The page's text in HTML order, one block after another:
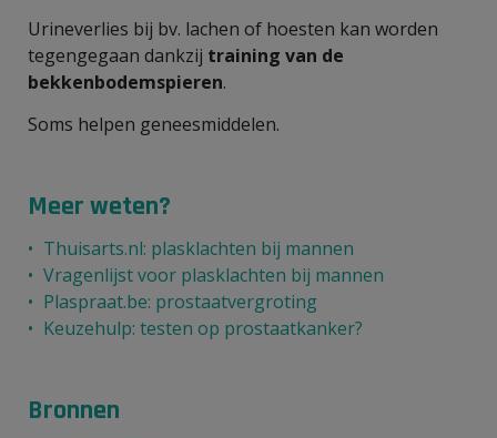
Urineverlies bij bv. lachen of hoesten kan worden
tegengegaan dankzij training van de
bekkenbodemspieren.
Soms helpen geneesmiddelen.
Meer weten?
Thuisarts.nl: plasklachten bij mannen
Vragenlijst voor plasklachten bij mannen
Plaspraat.be: prostaatvergroting
Keuzehulp: testen op prostaatkanker?
Bronnen